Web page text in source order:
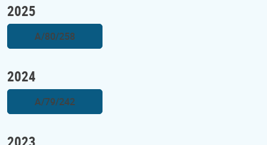
2025
A/80/258
2024
A/79/242